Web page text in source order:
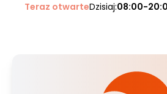
Teraz otwarteDzisiaj:08:00-